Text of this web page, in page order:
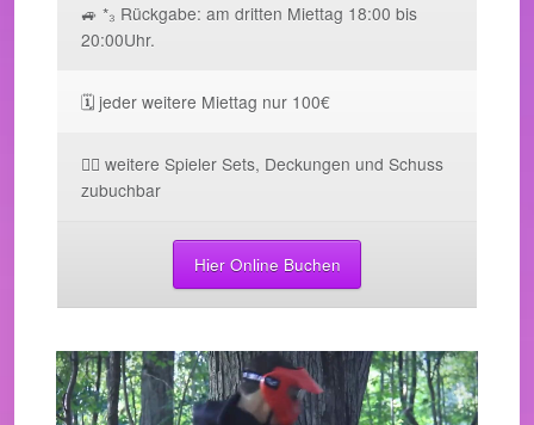
🚙 *₃ Rückgabe: am dritten Miettag 18:00 bis
20:00Uhr.
🗓️ jeder weitere Miettag nur 100€
🧘‍♀️ weitere Spieler Sets, Deckungen und Schuss
zubuchbar
Hier Online Buchen